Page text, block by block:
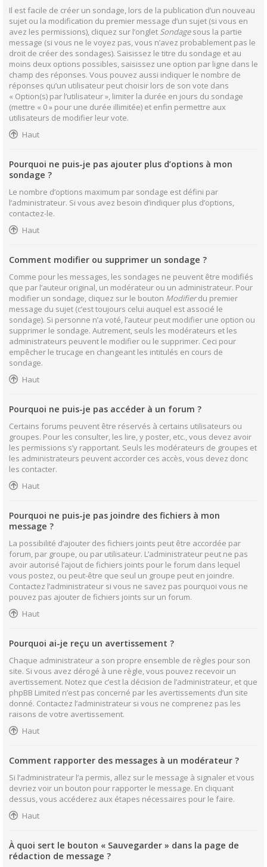
Il est facile de créer un sondage, lors de la publication d’un nouveau
sujet ou la modification du premier message d’un sujet (si vous en
avez les permissions), cliquez sur l’onglet Sondagesous la partie
message (si vous ne le voyez pas, vous n’avez probablement pas le
droit de créer des sondages). Saisissez le titre du sondage et au
moins deux options possibles, saisissez une option par ligne dans le
champ des réponses. Vous pouvez aussi indiquer le nombre de
réponses qu’un utilisateur peut choisir lors de son vote dans
« Option(s) par l’utilisateur », limiter la durée en jours du sondage
(mettre « 0 » pour une durée illimitée) et enfin permettre aux
utilisateurs de modifier leur vote.
Haut
Pourquoi ne puis-je pas ajouter plus d’options à mon
sondage ?
Le nombre d’options maximum par sondage est défini par
l’administrateur. Si vous avez besoin d’indiquer plus d’options,
contactez-le.
Haut
Comment modifier ou supprimer un sondage ?
Comme pour les messages, les sondages ne peuvent être modifiés
que par l’auteur original, un modérateur ou un administrateur. Pour
modifier un sondage, cliquez sur le bouton Modifierdu premier
message du sujet (c’est toujours celui auquel est associé le
sondage). Si personne n’a voté, l’auteur peut modifier une option ou
supprimer le sondage. Autrement, seuls les modérateurs et les
administrateurs peuvent le modifier ou le supprimer. Ceci pour
empêcher le trucage en changeant les intitulés en cours de
sondage.
Haut
Pourquoi ne puis-je pas accéder à un forum ?
Certains forums peuvent être réservés à certains utilisateurs ou
groupes. Pour les consulter, les lire, y poster, etc., vous devez avoir
les permissions s’y rapportant. Seuls les modérateurs de groupes et
les administrateurs peuvent accorder ces accès, vous devez donc
les contacter.
Haut
Pourquoi ne puis-je pas joindre des fichiers à mon
message ?
La possibilité d’ajouter des fichiers joints peut être accordée par
forum, par groupe, ou par utilisateur. L’administrateur peut ne pas
avoir autorisé l’ajout de fichiers joints pour le forum dans lequel
vous postez, ou peut-être que seul un groupe peut en joindre.
Contactez l’administrateur si vous ne savez pas pourquoi vous ne
pouvez pas ajouter de fichiers joints sur un forum.
Haut
Pourquoi ai-je reçu un avertissement ?
Chaque administrateur a son propre ensemble de règles pour son
site. Si vous avez dérogé à une règle, vous pouvez recevoir un
avertissement. Notez que c’est la décision de l’administrateur, et que
phpBB Limited n’est pas concerné par les avertissements d’un site
donné. Contactez l’administrateur si vous ne comprenez pas les
raisons de votre avertissement.
Haut
Comment rapporter des messages à un modérateur ?
Si l’administrateur l’a permis, allez sur le message à signaler et vous
devriez voir un bouton pour rapporter le message. En cliquant
dessus, vous accéderez aux étapes nécessaires pour le faire.
Haut
À quoi sert le bouton « Sauvegarder » dans la page de
rédaction de message ?